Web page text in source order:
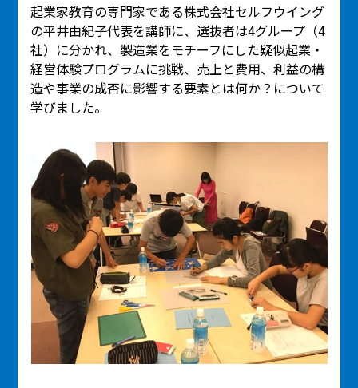
起業家教育の専門家である株式会社セルフウイング
の平井由紀子代表を講師に、選抜者は4グループ（4
社）に分かれ、製造業をモチーフにした疑似起業・
経営体験プログラムに挑戦、売上と費用、利益の構
造や事業の成否に影響する要素とは何か？について
学びました。